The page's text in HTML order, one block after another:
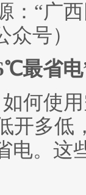
：“广
号）
最省
何使
开多低
电。这